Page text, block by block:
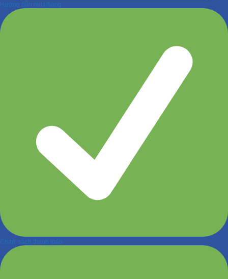
Hướng dẫn mua hàng
Chính sách thanh toán